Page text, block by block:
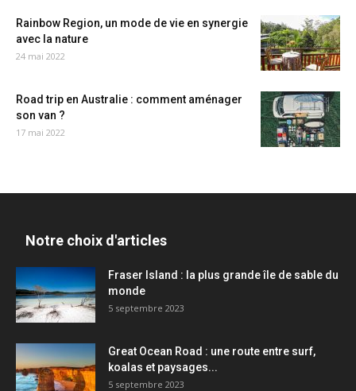
Rainbow Region, un mode de vie en synergie
avec la nature
24 mai 2022
Road trip en Australie : comment aménager
son van ?
17 mai 2022
Notre choix d'articles
Fraser Island : la plus grande île de sable du
monde
5 septembre 2023
Great Ocean Road : une route entre surf,
koalas et paysages...
5 septembre 2023